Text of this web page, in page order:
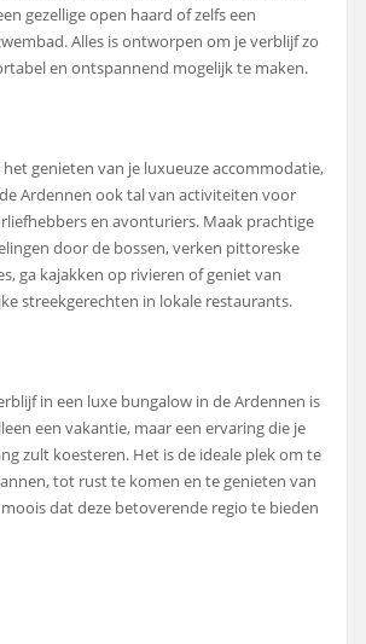
gezellige open haard of zelfs een
Alles is ontworpen om je verblijf zo
en ontspannend mogelijk te maken.
het genieten van je luxueuze accommodatie,
Ardennen ook tal van activiteiten voor
en avonturiers. Maak prachtige
door de bossen, verken pittoreske
ga kajakken op rivieren of geniet van
streekgerechten in lokale restaurants.
in een luxe bungalow in de Ardennen is
een vakantie, maar een ervaring die je
zult koesteren. Het is de ideale plek om te
tot rust te komen en te genieten van
dat deze betoverende regio te bieden